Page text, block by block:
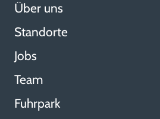
Über uns
Standorte
Jobs
Team
Fuhrpark